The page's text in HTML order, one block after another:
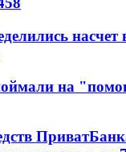
насчет
на